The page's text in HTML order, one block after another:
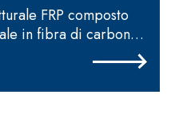
FRP composto
in fibra di carbonio